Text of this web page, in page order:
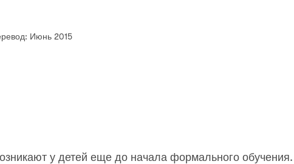
Июнь 2015
у детей еще до начала формального